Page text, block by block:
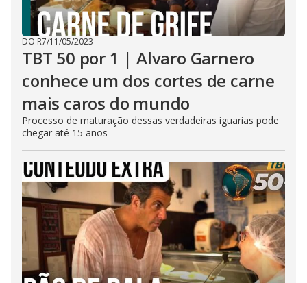
DO R7/11/05/2023
TBT 50 por 1 | Alvaro Garnero
conhece um dos cortes de carne
mais caros do mundo
Processo de maturação dessas verdadeiras iguarias pode
chegar até 15 anos